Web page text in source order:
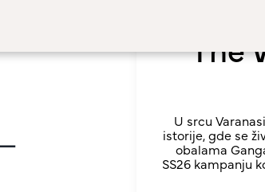
The
U srcu
istorije, gde se
obalama
SS26 kampanju